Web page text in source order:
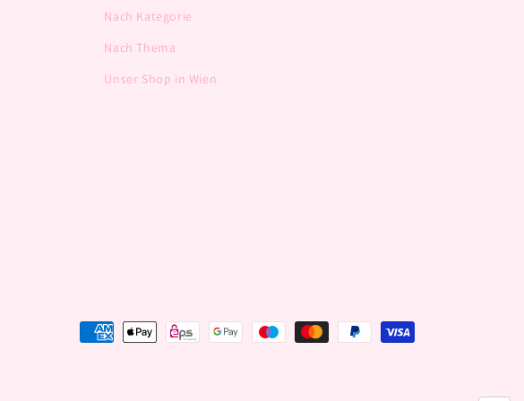
Nach Kategorie
Nach Thema
Unser Shop in Wien
Zahlungsmethoden